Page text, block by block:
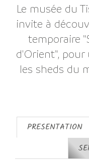
Le musée du
invite à
temporaire
d'Orient", pour
les sheds du
PRESENTATION